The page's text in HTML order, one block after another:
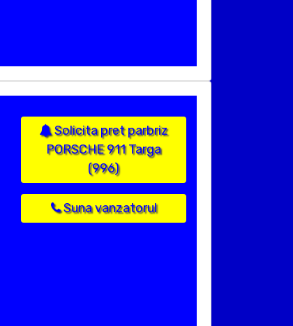
Solicita pret parbriz
PORSCHE 911 Targa
(996)
Suna vanzatorul